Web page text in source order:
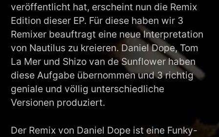
veröffentlicht hat, erscheint nun die Remix
Edition dieser EP. Für diese haben wir 3
Remixer beauftragt eine neue Interpretation
von Nautilus zu kreieren. Daniel Dope, Tom
La Mer und Shizo van de Sunflower haben
diese Aufgabe übernommen und 3 richtig
geniale und völlig unterschiedliche
Versionen produziert.
Der Remix von Daniel Dope ist eine Funky-